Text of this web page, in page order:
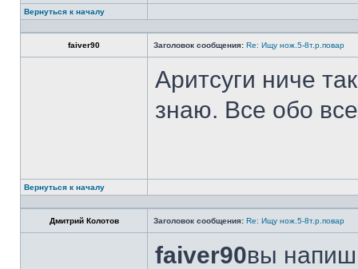
Вернуться к началу
faiver90 Заголовок сообщения: Re: Ищу нож.5-8т.р.повар
Аритсуги ниче
знаю. Все обо
Вернуться к началу
Дмитрий Колотов Заголовок сообщения: Re: Ищу нож.5-8т.р.повар
faiver90вы